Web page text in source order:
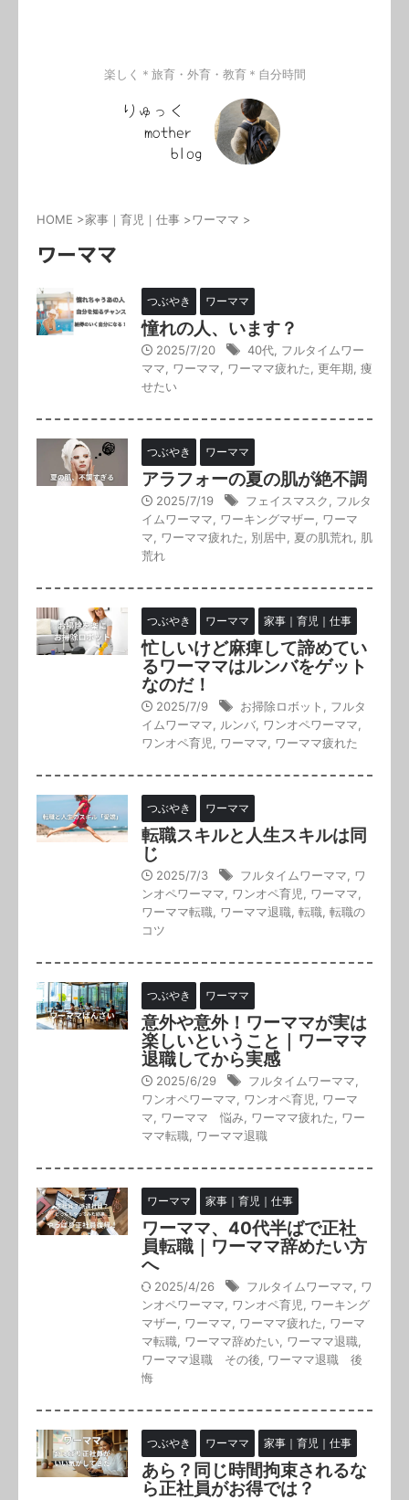
楽しく＊旅育・外育・教育＊自分時間
HOME >家事｜育児｜仕事 >ワーママ >
ワーママ
つぶやき ワーママ
憧れの人、います？
2025/7/20 40代 フルタイムワー
ママ
ワーママ ワーママ疲れた 更年期 痩
せたい
つぶやき ワーママ
アラフォーの夏の肌が絶不調
2025/7/19 フェイスマスク
フルタ
イムワーママ
ワーキングマザー
ワーマ
マ
ワーママ疲れた 別居中 夏の肌荒れ 肌
荒れ
つぶやき ワーママ 家事｜育児｜仕事
忙しいけど麻痺して諦めてい
るワーママはルンバをゲット
なのだ！
2025/7/9 お掃除ロボット
フルタ
イムワーママ
ルンバ ワンオペワーママ
ワンオペ育児
ワーママ ワーママ疲れた
つぶやき ワーママ
転職スキルと人生スキルは同
じ
2025/7/3 フルタイムワーママ
ワ
ンオペワーママ
ワンオペ育児 ワーママ
ワーママ転職
ワーママ退職 転職 転職の
コツ
つぶやき ワーママ
意外や意外！ワーママが実は
楽しいということ｜ワーママ
退職してから実感
2025/6/29 フルタイムワーママ
ワンオペワーママ
ワンオペ育児
ワーマ
マ
ワーママ 悩み ワーママ疲れた
ワー
ママ転職
ワーママ退職
ワーママ 家事｜育児｜仕事
ワーママ、40代半ばで正社
員転職｜ワーママ辞めたい方
へ
2025/4/26 フルタイムワーママ
ワ
ンオペワーママ
ワンオペ育児
ワーキング
マザー
ワーママ ワーママ疲れた
ワーマ
マ転職
ワーママ辞めたい ワーママ退職
ワーママ退職 その後
ワーママ退職 後
悔
つぶやき ワーママ 家事｜育児｜仕事
あら？同じ時間拘束されるな
ら正社員がお得では？